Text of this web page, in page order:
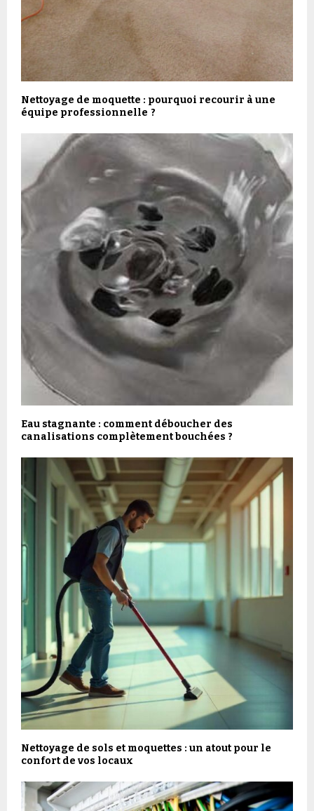
Nettoyage de moquette : pourquoi recourir à une
équipe professionnelle ?
Eau stagnante : comment déboucher des
canalisations complètement bouchées ?
Nettoyage de sols et moquettes : un atout pour le
confort de vos locaux